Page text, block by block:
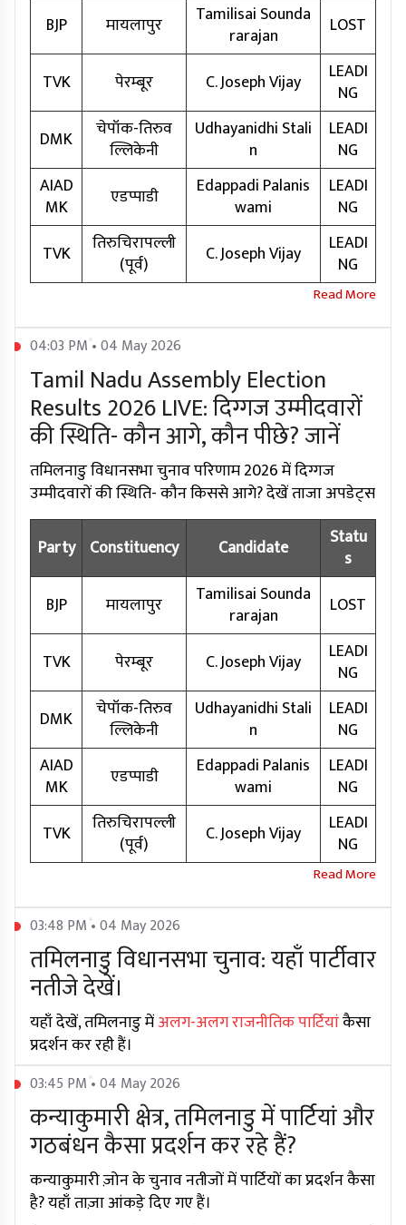
BJP
मायलापुर
Tamilisai Sounda
rarajan
LOST
TVK पेरम्बूर C. Joseph Vijay
LEADI
NG
DMK
चेपॉक-तिरुव
ल्लिकेनी
Udhayanidhi Stali
n
LEADI
NG
AIAD
MK
एडप्पाडी
Edappadi Palanis
wami
LEADI
NG
TVK
तिरुचिरापल्ली
(पूर्व)
C. Joseph Vijay
LEADI
NG
04:03 PM • 04 May 2026
Tamil Nadu Assembly Election
Results 2026 LIVE: दिग्गज उम्मीदवारों
की स्थिति- कौन आगे, कौन पीछे? जानें
तमिलनाडु विधानसभा चुनाव परिणाम 2026 में दिग्गज
उम्मीदवारों की स्थिति- कौन किससे आगे? देखें ताजा अपडेट्स
Party Constituency Candidate
Statu
s
BJP
मायलापुर
Tamilisai Sounda
rarajan
LOST
TVK पेरम्बूर C. Joseph Vijay
LEADI
NG
DMK
चेपॉक-तिरुव
ल्लिकेनी
Udhayanidhi Stali
n
LEADI
NG
AIAD
MK
एडप्पाडी
Edappadi Palanis
wami
LEADI
NG
TVK
तिरुचिरापल्ली
(पूर्व)
C. Joseph Vijay
LEADI
NG
03:48 PM • 04 May 2026
तमिलनाडु विधानसभा चुनाव: यहाँ पार्टीवार
नतीजे देखें।
यहाँ देखें, तमिलनाडु मेंअलग-अलग राजनीतिक पार्टियांकैसा
प्रदर्शन कर रही हैं।
03:45 PM • 04 May 2026
कन्याकुमारी क्षेत्र, तमिलनाडु में पार्टियां और
गठबंधन कैसा प्रदर्शन कर रहे हैं?
कन्याकुमारी ज़ोन के चुनाव नतीजों में पार्टियों का प्रदर्शन कैसा
है? यहाँ ताज़ा आंकड़े दिए गए हैं।